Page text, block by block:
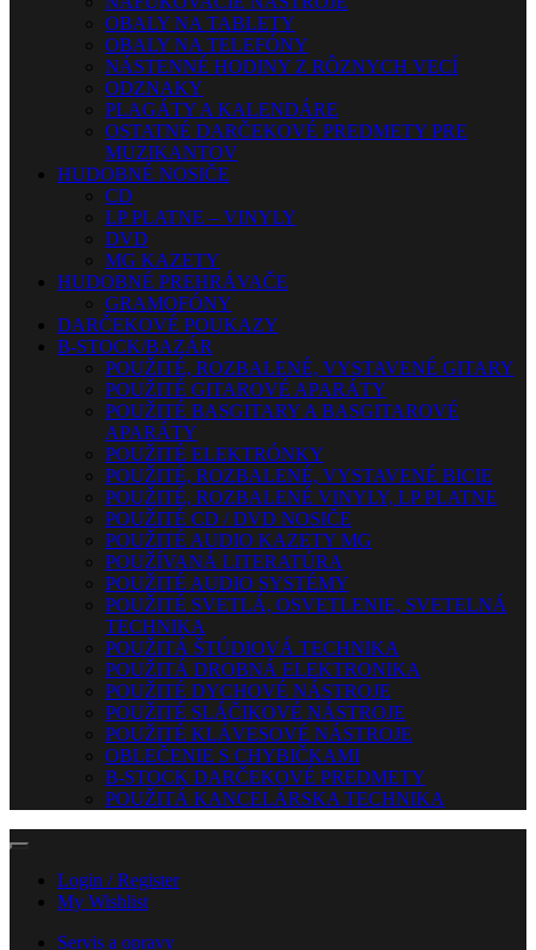
OBALY NA TABLETY
OBALY NA TELEFÓNY
NÁSTENNÉ HODINY Z RÔZNYCH VECÍ
ODZNAKY
PLAGÁTY A KALENDÁRE
OSTATNÉ DARČEKOVÉ PREDMETY PRE
MUZIKANTOV
HUDOBNÉ NOSIČE
CD
LP PLATNE – VINYLY
DVD
MG KAZETY
HUDOBNÉ PREHRÁVAČE
GRAMOFÓNY
DARČEKOVÉ POUKAZY
B-STOCK/BAZÁR
POUŽITÉ, ROZBALENÉ, VYSTAVENÉ GITARY
POUŽITÉ GITAROVÉ APARÁTY
POUŽITÉ BASGITARY A BASGITAROVÉ
APARÁTY
POUŽITÉ ELEKTRÓNKY
POUŽITÉ, ROZBALENÉ, VYSTAVENÉ BICIE
POUŽITÉ, ROZBALENÉ VINYLY, LP PLATNE
POUŽITÉ CD / DVD NOSIČE
POUŽITÉ AUDIO KAZETY MG
POUŽÍVANÁ LITERATÚRA
POUŽITÉ AUDIO SYSTÉMY
POUŽITÉ SVETLÁ, OSVETLENIE, SVETELNÁ
TECHNIKA
POUŽITÁ ŠTÚDIOVÁ TECHNIKA
POUŽITÁ DROBNÁ ELEKTRONIKA
POUŽITÉ DYCHOVÉ NÁSTROJE
POUŽITÉ SLÁČIKOVÉ NÁSTROJE
POUŽITÉ KLÁVESOVÉ NÁSTROJE
OBLEČENIE S CHYBIČKAMI
B-STOCK DARČEKOVÉ PREDMETY
POUŽITÁ KANCELÁRSKA TECHNIKA
Login / Register
My Wishlist
Servis a opravy